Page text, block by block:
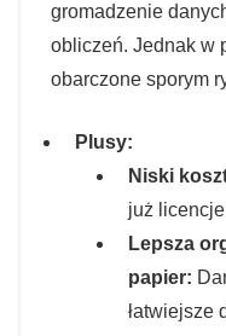
gromadzenie
obliczeń. Jednak w
obarczone sporym
Plusy:
Niski
już
Lepsza
papier:
łatwiejsze